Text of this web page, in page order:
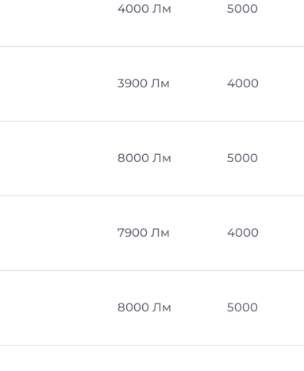
4000 Лм 5000
3900 Лм 4000
8000 Лм 5000
7900 Лм 4000
8000 Лм 5000